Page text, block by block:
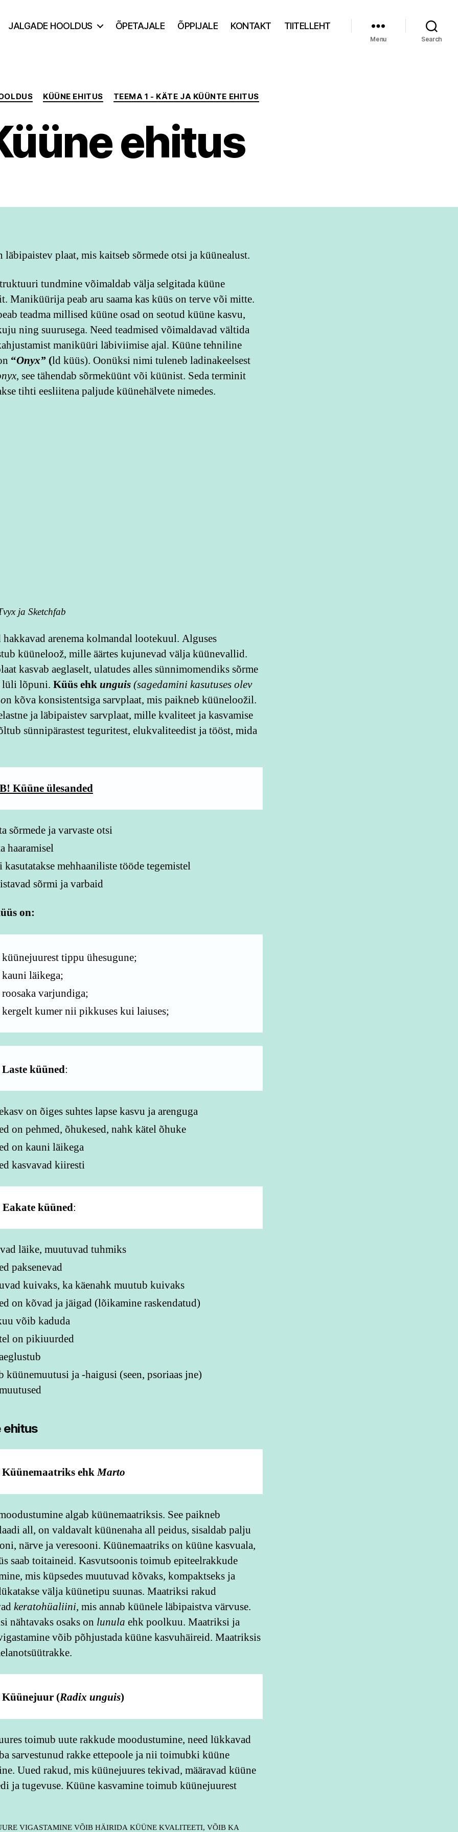
JALGADE HOOLDUS ÕPETAJALE ÕPPIJALE KONTAKT TIITELLEHT
Menu Search
Categories
KÜÜNE EHITUS TEEMA 1 - KÄTE JA KÜÜNTE EHITUS
ehitus
läbipaistev plaat, mis kaitseb sõrmede otsi ja küünealust.
tundmine võimaldab välja selgitada küüne
Maniküürija peab aru saama kas küüs on terve või mitte.
teadma millised küüne osad on seotud küüne kasvu,
ning suurusega. Need teadmised võimaldavad vältida
maniküüri läbiviimise ajal. Küüne tehniline
“Onyx” (ld küüs). Oonüksi nimi tuleneb ladinakeelsest
, see tähendab sõrmeküünt või küünist. Seda terminit
tihti eesliitena paljude küünehälvete nimedes.
ja Sketchfab
arenema kolmandal lootekuul. Alguses
küüneloož, mille äärtes kujunevad välja küünevallid.
kasvab aeglaselt, ulatudes alles sünnimomendiks sõrme
lüli lõpuni. Küüs ehkunguis(sagedamini kasutuses olev
n kõva konsistentsiga sarvplaat, mis paikneb küüneloožil.
ja läbipaistev sarvplaat, mille kvaliteet ja kasvamise
sünnipärastest teguritest, elukvaliteedist ja tööst, mida
Küüne ülesanded
sõrmede ja varvaste otsi
haaramisel
kasutatakse mehhaaniliste tööde tegemistel
sõrmi ja varbaid
on:
küünejuurest tippu ühesugune;
kauni läikega;
roosaka varjundiga;
kergelt kumer nii pikkuses kui laiuses;
Laste küüned:
on õiges suhtes lapse kasvu ja arenguga
on pehmed, õhukesed, nahk kätel õhuke
on kauni läikega
kasvavad kiiresti
Eakate küüned:
läike, muutuvad tuhmiks
paksenevad
kuivaks, ka käenahk muutub kuivaks
on kõvad ja jäigad (lõikamine raskendatud)
võib kaduda
on pikiuurded
küünemuutusi ja -haigusi (seen, psoriaas jne)
ehitus
Küünemaatriks ehkMarto
algab küünemaatriksis. See paikneb
all, on valdavalt küünenaha all peidus, sisaldab palju
närve ja veresooni. Küünemaatriks on küüne kasvuala,
saab toitaineid. Kasvutsoonis toimub epiteelrakkude
mis küpsedes muutuvad kõvaks, kompaktseks ja
välja küünetipu suunas. Maatriksi rakud
keratohüaliini, mis annab küünele läbipaistva värvuse.
nähtavaks osaks on lunula ehk poolkuu. Maatriksi ja
võib põhjustada küüne kasvuhäireid. Maatriksis
Küünejuur (Radix unguis)
toimub uute rakkude moodustumine, need lükkavad
sarvestunud rakke ettepoole ja nii toimubki küüne
Uued rakud, mis küünejuures tekivad, määravad küüne
ja tugevuse. Küüne kasvamine toimub küünejuurest
VIGASTAMINE VÕIB HÄIRIDA KÜÜNE KVALITEETI, VÕIB KA